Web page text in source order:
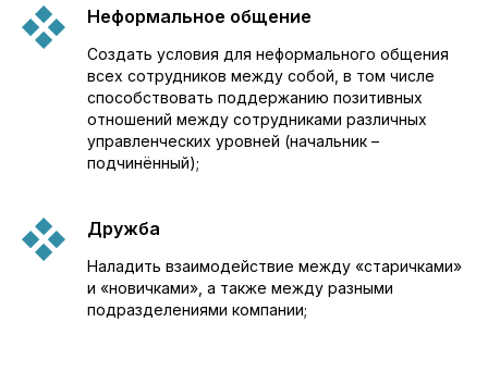
Неформальное общение
Создать условия для неформального общения
всех сотрудников между собой, в том числе
способствовать поддержанию позитивных
отношений между сотрудниками различных
управленческих уровней (начальник –
подчинённый);
Дружба
Наладить взаимодействие между «старичками»
и «новичками», а также между разными
подразделениями компании;